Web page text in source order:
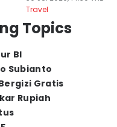
Travel
Topics
BI
Subianto
Gratis
Rupiah